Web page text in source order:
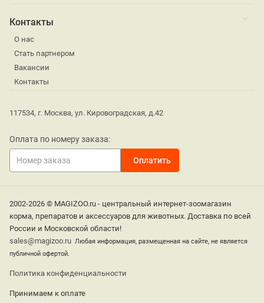
Контакты
О нас
Стать партнером
Вакансии
Контакты
117534, г. Москва, ул. Кировоградская, д.42
Оплата по номеру заказа:
2002-2026 © MAGIZOO.ru - центральный интернет-зоомагазин
корма, препаратов и аксессуаров для животных. Доставка по всей
России и Московской области!
sales@magizoo.ru Любая информация, размещенная на сайте, не является
публичной офертой.
Политика конфиденциальности
Принимаем к оплате